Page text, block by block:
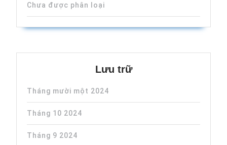
Chưa được phân loại
Lưu trữ
Tháng mười một 2024
Tháng 10 2024
Tháng 9 2024